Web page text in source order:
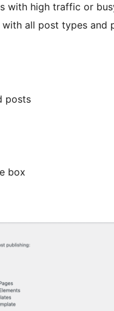
with high traffic or
all post types and
posts
box